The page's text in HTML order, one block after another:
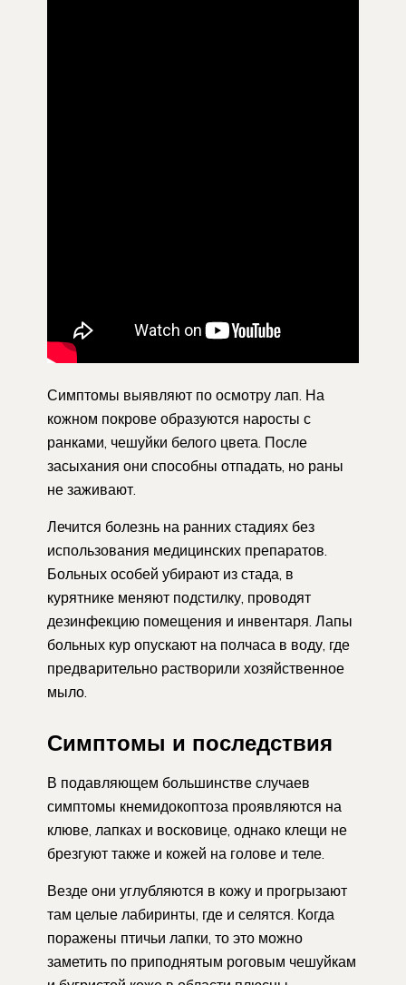
Симптомы выявляют по осмотру лап. На
кожном покрове образуются наросты с
ранками, чешуйки белого цвета. После
засыхания они способны отпадать, но раны
не заживают.
Лечится болезнь на ранних стадиях без
использования медицинских препаратов.
Больных особей убирают из стада, в
курятнике меняют подстилку, проводят
дезинфекцию помещения и инвентаря. Лапы
больных кур опускают на полчаса в воду, где
предварительно растворили хозяйственное
мыло.
Симптомы и последствия
В подавляющем большинстве случаев
симптомы кнемидокоптоза проявляются на
клюве, лапках и восковице, однако клещи не
брезгуют также и кожей на голове и теле.
Везде они углубляются в кожу и прогрызают
там целые лабиринты, где и селятся. Когда
поражены птичьи лапки, то это можно
заметить по приподнятым роговым чешуйкам